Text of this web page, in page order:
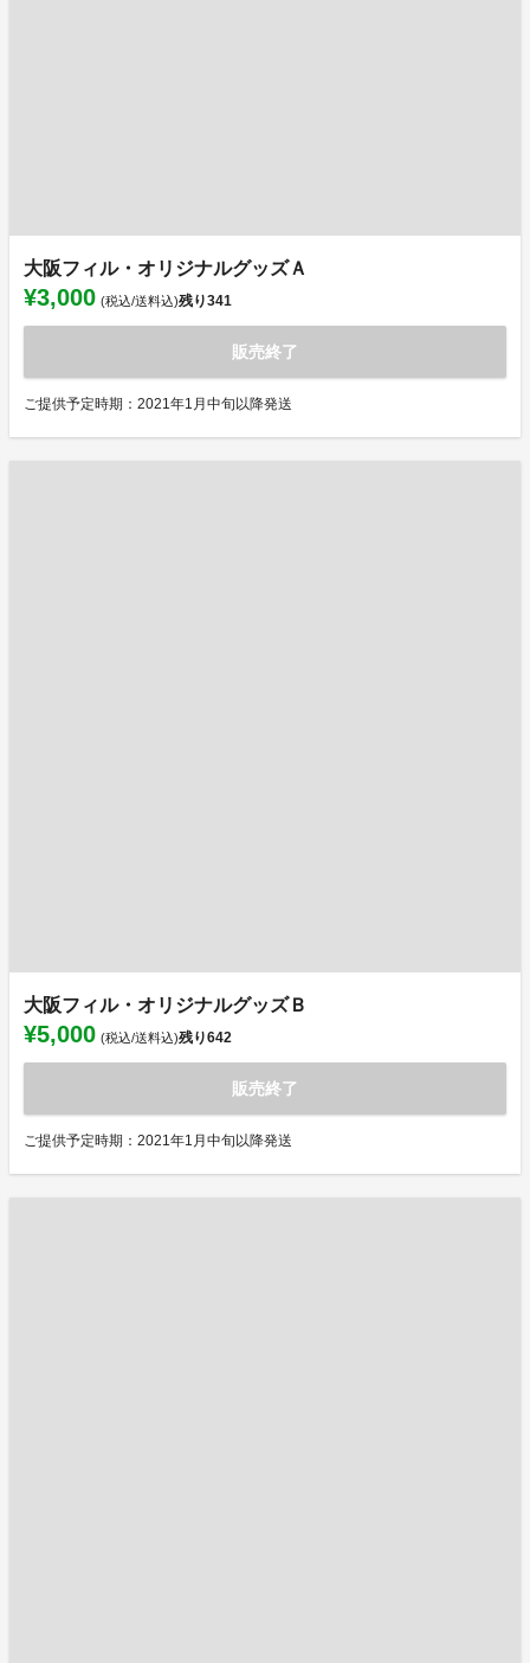
大阪フィル・オリジナルグッズＡ
¥3,000 (税込/送料込)残り341
販売終了
ご提供予定時期：2021年1月中旬以降発送
大阪フィル・オリジナルグッズＢ
¥5,000 (税込/送料込)残り642
販売終了
ご提供予定時期：2021年1月中旬以降発送